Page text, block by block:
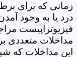
زمانی که برای
درد یا به وجود
فیزیوتراپیست
مداخلات متعددی
این مداخلات که